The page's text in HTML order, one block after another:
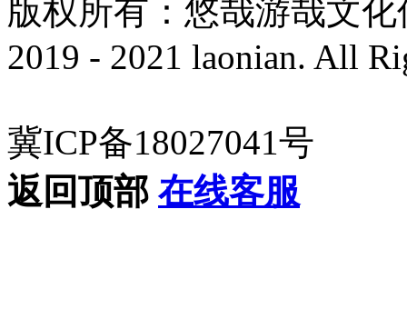
版权所有：悠哉游哉文
2019 - 2021 laonian. All
冀ICP备18027041号
返回顶部 在线客服